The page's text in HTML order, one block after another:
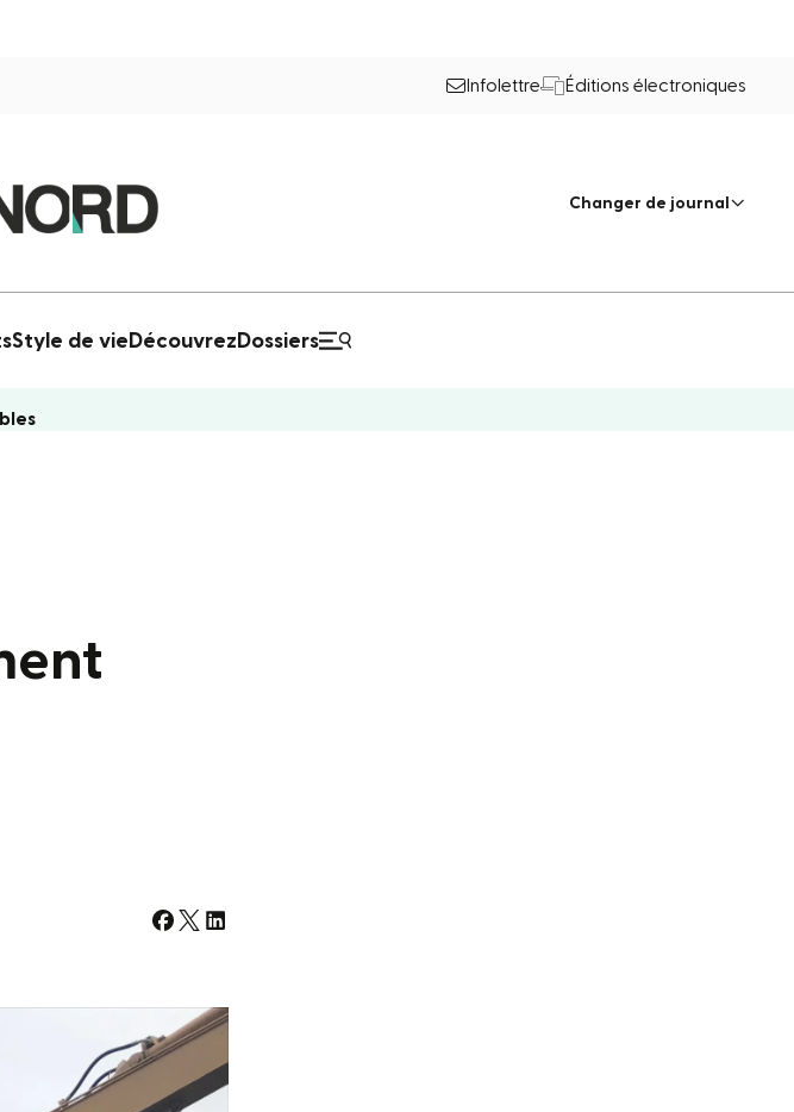
Infolettre Éditions électroniques
Changer de journal
Style de vie Découvrez Dossiers